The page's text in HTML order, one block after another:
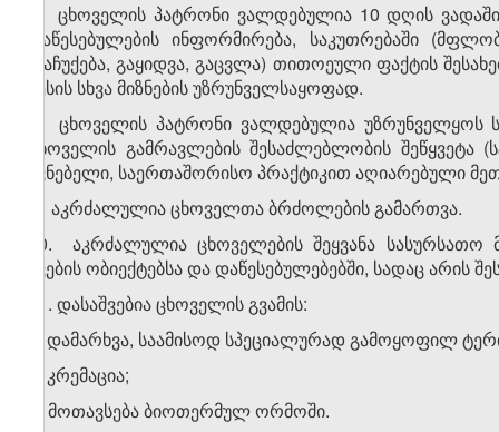
7. ცხოველის პატრონი ვალდებულია 10 დღის
დაწესებულების ინფორმირება, საკუთრებაში
(გაჩუქება, გაყიდვა, გაცვლა) თითოეული ფაქტის
წესის სხვა მიზნების უზრუნველსაყოფად.
8. ცხოველის პატრონი ვალდებულია უზრუნველყოს
ცხოველის გამრავლების შესაძლებლობის შეწყვეტა
უვნებელი, საერთაშორისო პრაქტიკით აღიარებული
9. აკრძალულია ცხოველთა ბრძოლების გამართვა.
10. აკრძალულია ცხოველების შეყვანა სასურსათო
კვების ობიექტებსა და დაწესებულებებში, სადაც არის
11. დასაშვებია ცხოველის გვამის:
ა) დამარხვა, საამისოდ სპეციალურად გამოყოფილ
ბ) კრემაცია;
გ) მოთავსება ბიოთერმულ ორმოში.